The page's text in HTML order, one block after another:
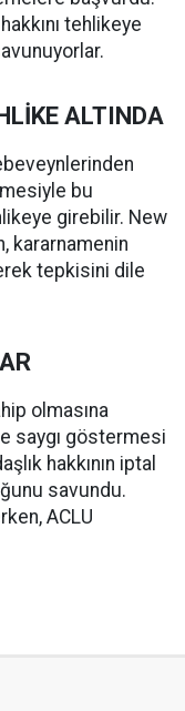
tehlikeye
ALTINDA
bu
girebilir. New
kararnamenin
tepkisini dile
olmasına
saygı göstermesi
hakkının iptal
savundu.
ACLU